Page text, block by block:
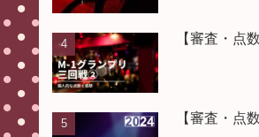
【審査・点
【審査・点